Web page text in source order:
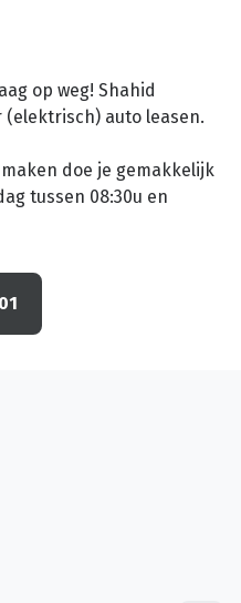
op weg! Shahid
(elektrisch) auto leasen.
doe je gemakkelijk
tussen 08:30u en